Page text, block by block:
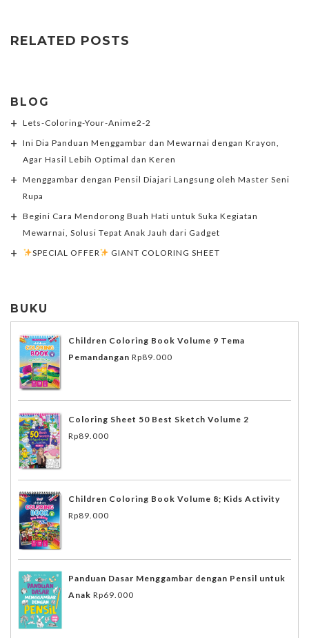
RELATED POSTS
BLOG
Lets-Coloring-Your-Anime2-2
Ini Dia Panduan Menggambar dan Mewarnai dengan Krayon,
Agar Hasil Lebih Optimal dan Keren
Menggambar dengan Pensil Diajari Langsung oleh Master Seni
Rupa
Begini Cara Mendorong Buah Hati untuk Suka Kegiatan
Mewarnai, Solusi Tepat Anak Jauh dari Gadget
SPECIAL OFFER
GIANT COLORING SHEET
BUKU
Children Coloring Book Volume 9 Tema
Pemandangan Rp89.000
Coloring Sheet 50 Best Sketch Volume 2
Rp89.000
Children Coloring Book Volume 8; Kids Activity
Rp89.000
Panduan Dasar Menggambar dengan Pensil untuk
Anak Rp69.000